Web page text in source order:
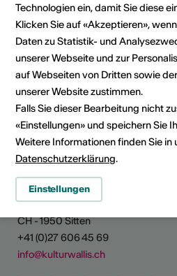
Jobs
News teilen
Kultur Wallis
Rue de Lausanne 45
CH - 1950 Sitten
+41 (0)27 606 45 69
info@kulturwallis.ch
Technologien ein, damit Sie diese
Klicken Sie auf «Akzeptieren»,
Daten zu Statistik- und
unserer Webseite und zur
auf Webseiten von Dritten sowie
unserer Website zustimmen.
Falls Sie dieser Bearbeitung nicht
«Einstellungen» und speichern Sie
Weitere Informationen finden Sie in
Datenschutzerklärung.
Einstellungen